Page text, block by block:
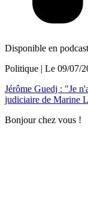
Disponible en podcast
Politique | Le 09/07/
Jérôme Guedj : "Je
judiciaire de Marine
Bonjour chez vous !